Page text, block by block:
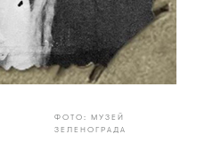
ФОТО: МУЗЕЙ
ЗЕЛЕНОГРАДА